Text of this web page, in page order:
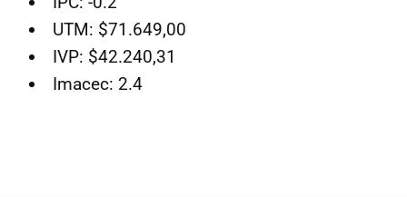
UTM: $71.649,00
IVP: $42.240,31
Imacec: 2.4